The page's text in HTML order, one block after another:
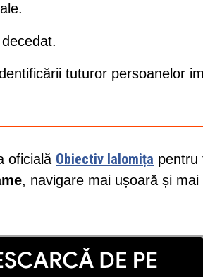
tuturor persoanelor
oficială Obiectiv Ialomița pentru
, navigare mai ușoară și